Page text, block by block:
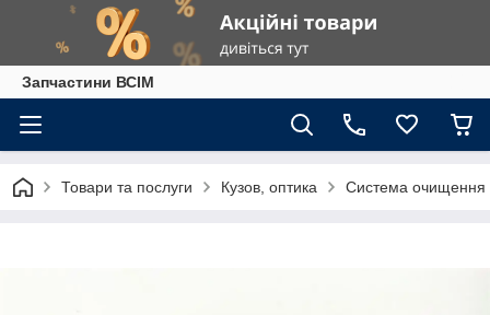
Запчастини ВСІМ
Товари та послуги Кузов, оптика Система очищення